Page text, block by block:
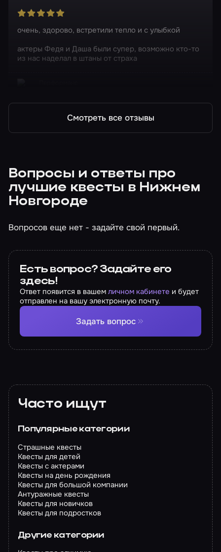
очень, здорово, встретили тепло и с улыбкой
актеры Федя и Даша были супер, возможно кто-то
из нас наделал в штаны от страха
Смотреть все отзывы
Вопросы и ответы про
лучшие квесты в Нижнем
Новгороде
Вопросов еще нет - задайте свой первый.
Есть вопрос? Задайте его
здесь!
Ответ появится в вашемличном кабинете и будет
отправлен на вашу электронную почту.
Задать вопрос
Часто ищут
Популярные категории
Страшные квесты
Квесты для детей
Квесты с актерами
Квесты на день рождения
Квесты для большой компании
Антуражные квесты
Квесты для новичков
Квесты для подростков
Другие категории